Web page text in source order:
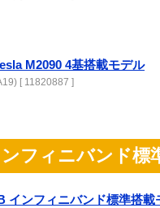
M2090 4基搭載モデル
[ 11820887 ]
フィニバンド標
インフィニバンド標準搭載